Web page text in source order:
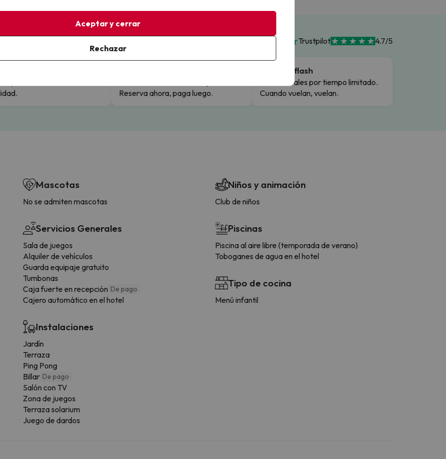
Trustpilot 4.7/5
Reserva ahora, paga luego.
Ofertas flash
Precios reales por tiempo limitado.
Cuando vuelan, vuelan.
Mascotas
No se admiten mascotas
Servicios Generales
Sala de juegos
Alquiler de vehículos
Guarda equipaje gratuito
Tumbonas
Caja fuerte en recepción De pago
Cajero automático en el hotel
Instalaciones
Jardín
Terraza
Ping Pong
Billar De pago
Salón con TV
Zona de juegos
Terraza solarium
Juego de dardos
Niños y animación
Club de niños
Piscinas
Piscina al aire libre (temporada de verano)
Toboganes de agua en el hotel
Tipo de cocina
Menú infantil
Aceptar y cerrar
Rechazar